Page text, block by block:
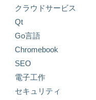
クラウドサービス
Qt
Go言語
Chromebook
SEO
電子工作
セキュリティ